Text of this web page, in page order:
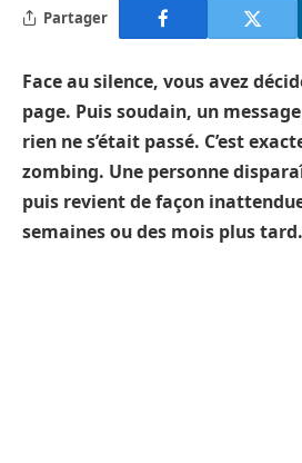
Partager
Face au silence, vous avez
page. Puis soudain, un
rien ne s’était passé. C’est
zombing. Une personne
puis revient de façon
semaines ou des mois plus tard.